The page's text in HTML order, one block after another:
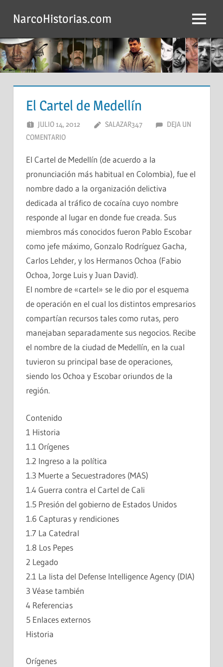
contenido
NarcoHistorias.com Menú
El Cartel de Medellín
JULIO 14, 2012 SALAZAR347
DEJA UN
COMENTARIO
El Cartel de Medellín (de acuerdo a la
pronunciación más habitual en Colombia), fue el
nombre dado a la organización delictiva
dedicada al tráfico de cocaína cuyo nombre
responde al lugar en donde fue creada. Sus
miembros más conocidos fueron Pablo Escobar
como jefe máximo, Gonzalo Rodríguez Gacha,
Carlos Lehder, y los Hermanos Ochoa (Fabio
Ochoa, Jorge Luis y Juan David).
El nombre de «cartel» se le dio por el esquema
de operación en el cual los distintos empresarios
compartían recursos tales como rutas, pero
manejaban separadamente sus negocios. Recibe
el nombre de la ciudad de Medellín, en la cual
tuvieron su principal base de operaciones,
siendo los Ochoa y Escobar oriundos de la
región.
Contenido
1 Historia
1.1 Orígenes
1.2 Ingreso a la política
1.3 Muerte a Secuestradores (MAS)
1.4 Guerra contra el Cartel de Cali
1.5 Presión del gobierno de Estados Unidos
1.6 Capturas y rendiciones
1.7 La Catedral
1.8 Los Pepes
2 Legado
2.1 La lista del Defense Intelligence Agency (DIA)
3 Véase también
4 Referencias
5 Enlaces externos
Historia
Orígenes